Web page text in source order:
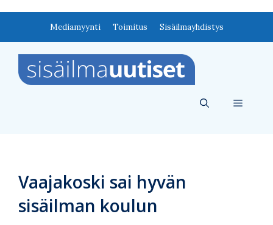
Mediamyynti Toimitus Sisäilmayhdistys
Valikko
Vaajakoski sai hyvän
sisäilman koulun